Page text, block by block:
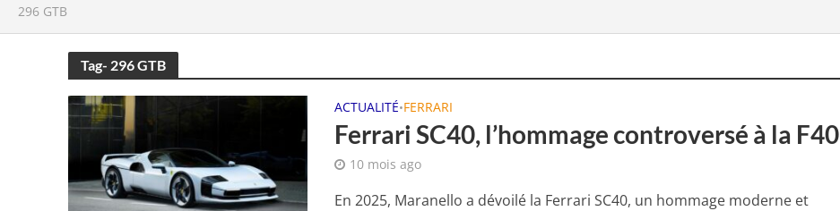
296 GTB
Tag- 296 GTB
ACTUALITÉ•FERRARI
Ferrari SC40, l’hommage controversé à la F40
10 mois ago
En 2025, Maranello a dévoilé la Ferrari SC40, un hommage moderne et